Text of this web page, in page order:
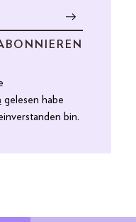
gelesen habe
bin.